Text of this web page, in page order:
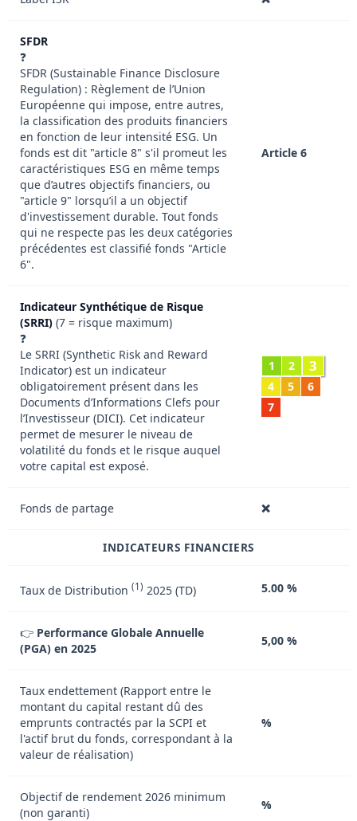
SFDR
❓
SFDR (Sustainable Finance Disclosure
Regulation) : Règlement de l’Union
Européenne qui impose, entre autres,
la classification des produits financiers
en fonction de leur intensité ESG. Un
fonds est dit "article 8" s'il promeut les
caractéristiques ESG en même temps
que d’autres objectifs financiers, ou
"article 9" lorsqu’il a un objectif
d'investissement durable. Tout fonds
qui ne respecte pas les deux catégories
précédentes est classifié fonds "Article
6".
Article 6
Indicateur Synthétique de Risque
(SRRI) (7 = risque maximum)
❓
Le SRRI (Synthetic Risk and Reward
Indicator) est un indicateur
obligatoirement présent dans les
Documents d’Informations Clefs pour
l’Investisseur (DICI). Cet indicateur
permet de mesurer le niveau de
volatilité du fonds et le risque auquel
votre capital est exposé.
1 2 3
4 5
6
7
Fonds de partage ❌
INDICATEURS FINANCIERS
Taux de Distribution (1) 2025 (TD) 5.00 %
👉 Performance Globale Annuelle
(PGA) en 2025
5,00 %
Taux endettement (Rapport entre le
montant du capital restant dû des
emprunts contractés par la SCPI et
l'actif brut du fonds, correspondant à la
valeur de réalisation)
%
Objectif de rendement 2026 minimum
(non garanti)
%